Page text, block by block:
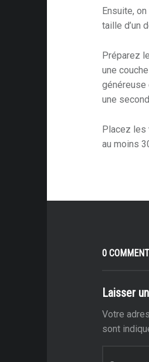
Ensuite,
taille d’un
Préparez
une
généreuse
une
Placez les
au moins
0
Laisser
Votre
sont